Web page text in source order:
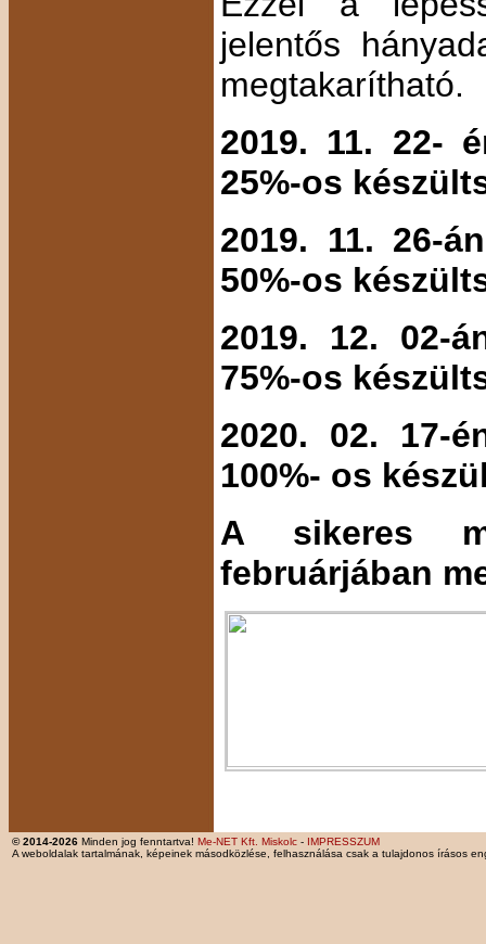
jelentős
megtakarítható.
2019. 11. 22-
25%-os
2019. 11. 26-
50%-os
2019. 12. 02-
75%-os
2020. 02. 17-
100%- os
A sikeres
februárjában
© 2014-2026 Minden jog fenntartva! Me-NET Kft. Miskolc - IMPRESSZUM
A weboldalak tartalmának, képeinek másodközlése, felhasználása csak a tulajdonos írásos